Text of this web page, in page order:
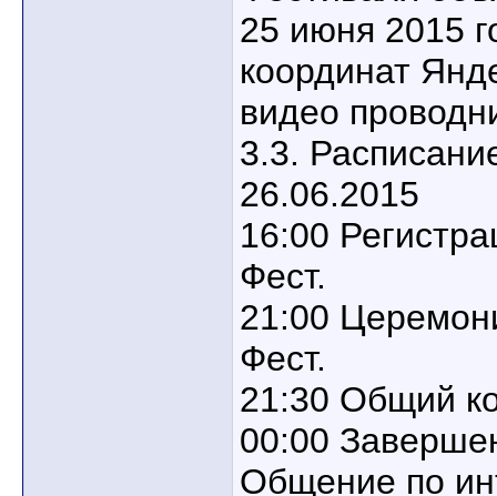
25 июня 2015
координат
видео
3.3.
26.06.2015
16:00
Фест.
21:00
Фест.
21:30 Общий
00:00
Общение по